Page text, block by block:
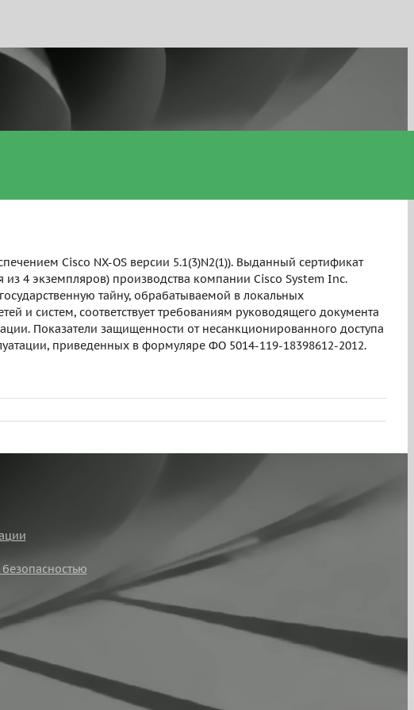
Cisco NX-OS версии 5.1(3)N2(1)). Выданный сертификат
из 4 экземпляров) производства компании Cisco System Inc.
тайну, обрабатываемой в локальных
и систем, соответствует требованиям руководящего документа
Показатели защищенности от несанкционированного доступа
приведенных в формуляре ФО 5014-119-18398612-2012.